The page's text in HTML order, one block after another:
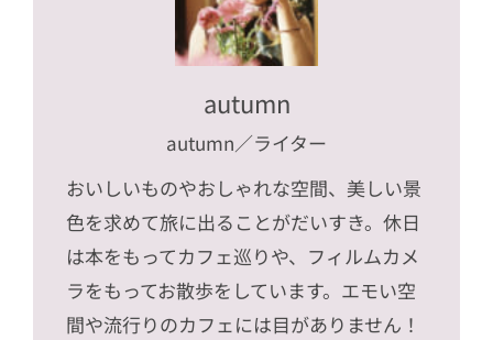
autumn
autumn／ライター
おいしいものやおしゃれな空間、美しい景
色を求めて旅に出ることがだいすき。休日
は本をもってカフェ巡りや、フィルムカメ
ラをもってお散歩をしています。エモい空
間や流行りのカフェには目がありません！